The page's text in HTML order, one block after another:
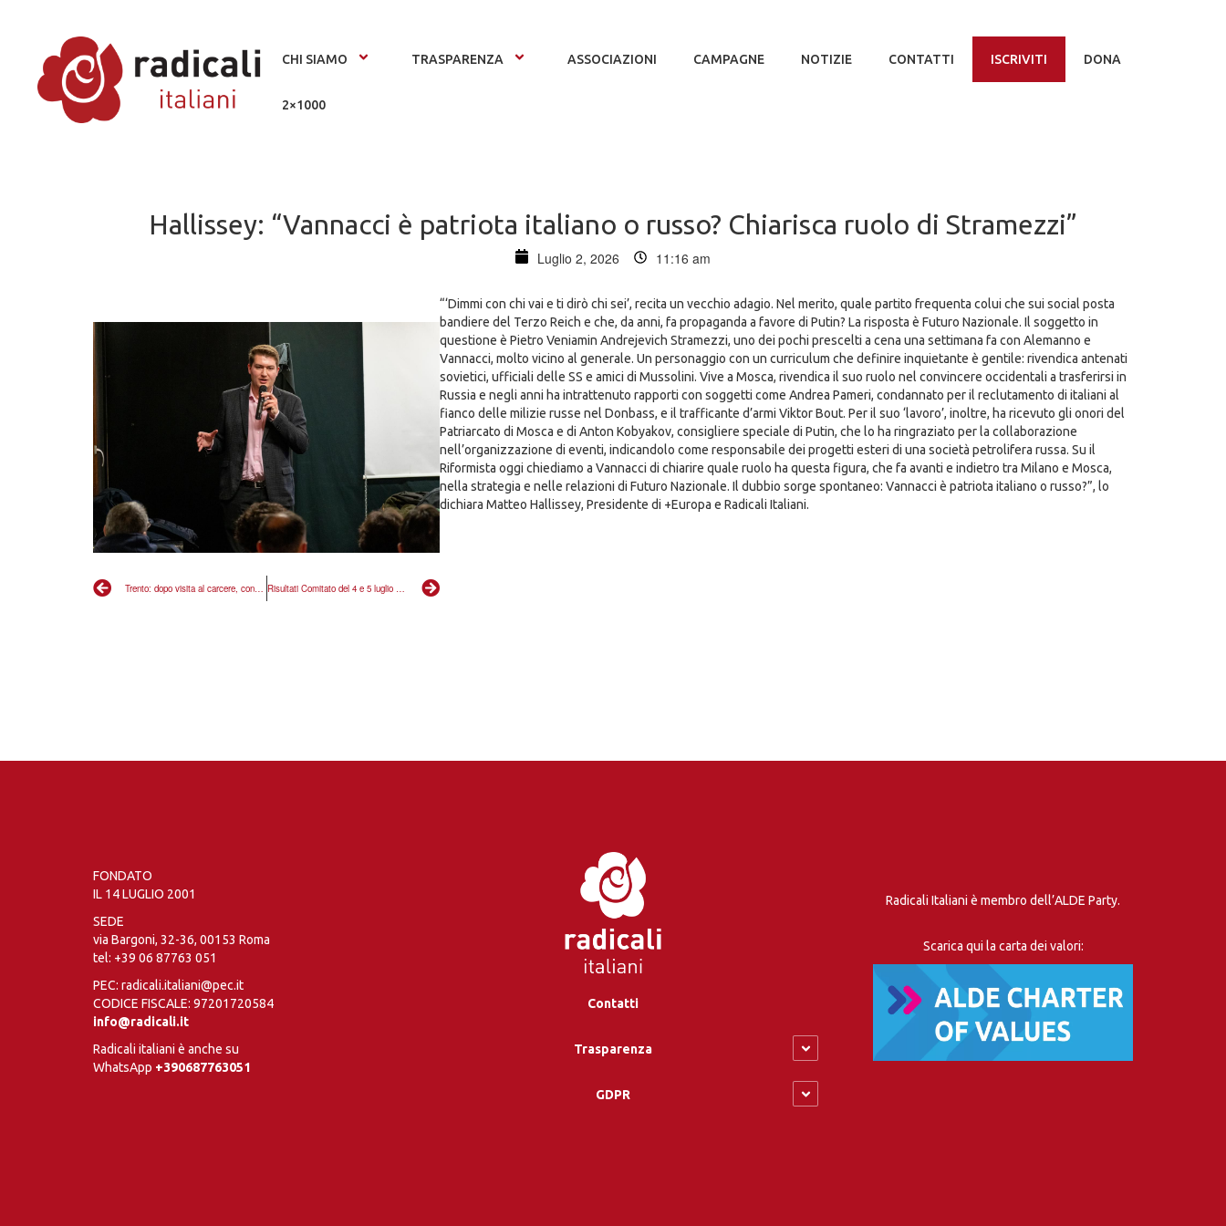
CHI SIAMO TRASPARENZA ASSOCIAZIONI CAMPAGNE NOTIZIE CONTATTI ISCRIVITI DONA
2×1000
Hallissey: “Vannacci è patriota italiano o russo? Chiarisca ruolo di Stramezzi”
Luglio 2, 2026 11:16 am
“‘Dimmi con chi vai e ti dirò chi sei’, recita un vecchio adagio. Nel merito, quale partito frequenta colui che sui social posta
bandiere del Terzo Reich e che, da anni, fa propaganda a favore di Putin? La risposta è Futuro Nazionale. Il soggetto in
questione è Pietro Veniamin Andrejevich Stramezzi, uno dei pochi prescelti a cena una settimana fa con Alemanno e
Vannacci, molto vicino al generale. Un personaggio con un curriculum che definire inquietante è gentile: rivendica antenati
sovietici, ufficiali delle SS e amici di Mussolini. Vive a Mosca, rivendica il suo ruolo nel convincere occidentali a trasferirsi in
Russia e negli anni ha intrattenuto rapporti con soggetti come Andrea Pameri, condannato per il reclutamento di italiani al
fianco delle milizie russe nel Donbass, e il trafficante d’armi Viktor Bout. Per il suo ‘lavoro’, inoltre, ha ricevuto gli onori del
Patriarcato di Mosca e di Anton Kobyakov, consigliere speciale di Putin, che lo ha ringraziato per la collaborazione
nell’organizzazione di eventi, indicandolo come responsabile dei progetti esteri di una società petrolifera russa. Su il
Riformista oggi chiediamo a Vannacci di chiarire quale ruolo ha questa figura, che fa avanti e indietro tra Milano e Mosca,
nella strategia e nelle relazioni di Futuro Nazionale. Il dubbio sorge spontaneo: Vannacci è patriota italiano o russo?”, lo
dichiara Matteo Hallissey, Presidente di +Europa e Radicali Italiani.
FONDATO
IL 14 LUGLIO 2001
SEDE
via Bargoni, 32-36, 00153 Roma
tel: +39 06 87763 051
PEC: radicali.italiani@pec.it
CODICE FISCALE: 97201720584
info@radicali.it
Radicali italiani è anche su
WhatsApp +390687763051
Contatti
Trasparenza
GDPR
Radicali Italiani è membro dell’ALDE Party.
Scarica qui la carta dei valori: